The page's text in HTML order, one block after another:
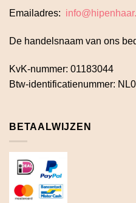
Emailadres:
De handelsnaam van ons
KvK-nummer: 01183044
Btw-identificatienummer:
BETAALWIJZEN